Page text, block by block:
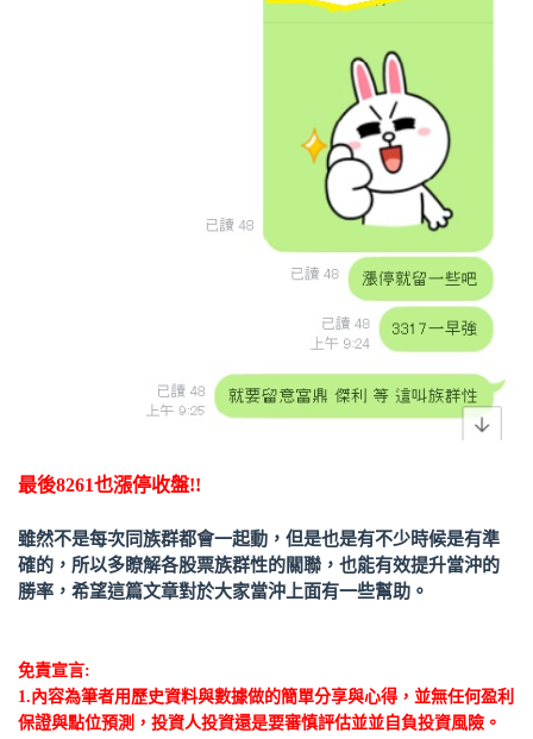
最後8261也漲停收盤!!
雖然不是每次同族群都會一起動，但是也是有不少時候是有準
確的，所以多瞭解各股票族群性的關聯，也能有效提升當沖的
勝率，希望這篇文章對於大家當沖上面有一些幫助。
免責宣言:
1.內容為筆者用歷史資料與數據做的簡單分享與心得，並無任何盈利
保證與點位預測，投資人投資還是要審慎評估並並自負投資風險。